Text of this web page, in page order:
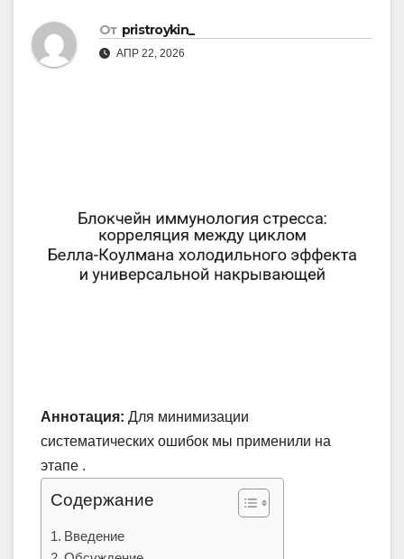
От pristroykin_
АПР 22, 2026
Аннотация: Для минимизации
систематических ошибок мы применили на
этапе .
Содержание
Введение